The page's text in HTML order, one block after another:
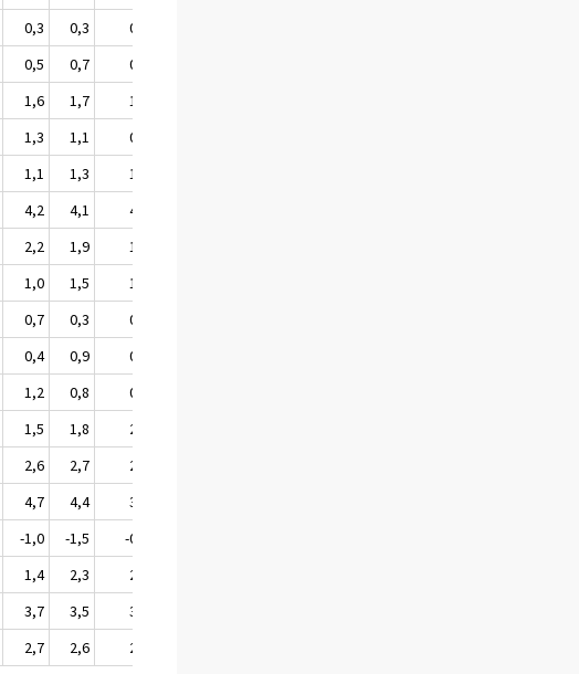
0,3 0,3 0,3
0,5 0,7 0,7
1,6 1,7 1,9
1,3 1,1 0,9
1,1 1,3 1,6
4,2 4,1 4,0
2,2 1,9 1,6
1,0 1,5 1,6
0,7 0,3 0,5
0,4 0,9 0,5
1,2 0,8 0,9
1,5 1,8 2,1
2,6 2,7 2,9
4,7 4,4 3,6
-1,0 -1,5 -0,9
1,4 2,3 2,5
3,7 3,5 3,4
2,7 2,6 2,2